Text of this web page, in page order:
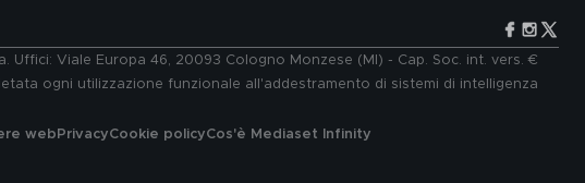
Uffici: Viale Europa 46, 20093 Cologno Monzese (MI) - Cap. Soc. int. vers. €
ogni utilizzazione funzionale all'addestramento di sistemi di intelligenza
web PrivacyCookie policyCos'è Mediaset Infinity